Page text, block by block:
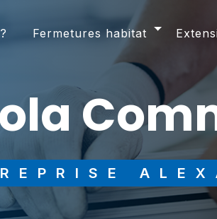
Fermetures habitat